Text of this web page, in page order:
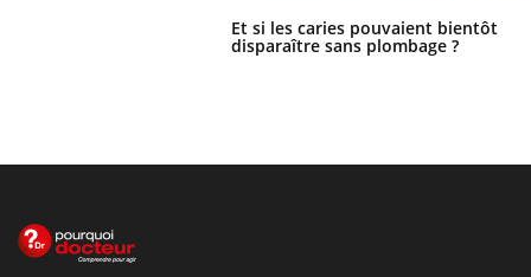
Et si les caries pouvaient bientôt
disparaître sans plombage ?